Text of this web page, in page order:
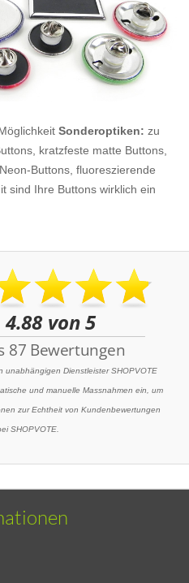
Sonderoptiken: zu
kratzfeste matte Buttons,
Buttons, fluoreszierende
sind Ihre Buttons wirklich ein
unabhängigen Dienstleister SHOPVOTE
und manuelle Massnahmen ein, um
zur Echtheit von Kundenbewertungen
SHOPVOTE.